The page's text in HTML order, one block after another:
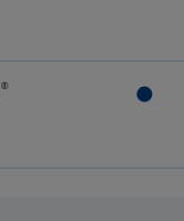
®